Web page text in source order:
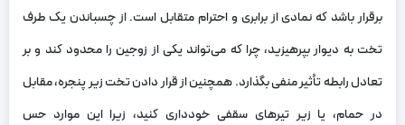
برقرار باشد که نمادی از برابری و احترام متقابل است. از چسباندن یک طرف
تخت به دیوار بپرهیزید، چرا که می‌تواند یکی از زوجین را محدود کند و بر
تعادل رابطه تأثیر منفی بگذارد. همچنین از قرار دادن تخت زیر پنجره، مقابل
در حمام، یا زیر تیرهای سقفی خودداری کنید، زیرا این موارد حس